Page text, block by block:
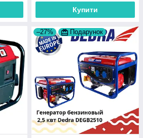
Купити
–27% Подарунок